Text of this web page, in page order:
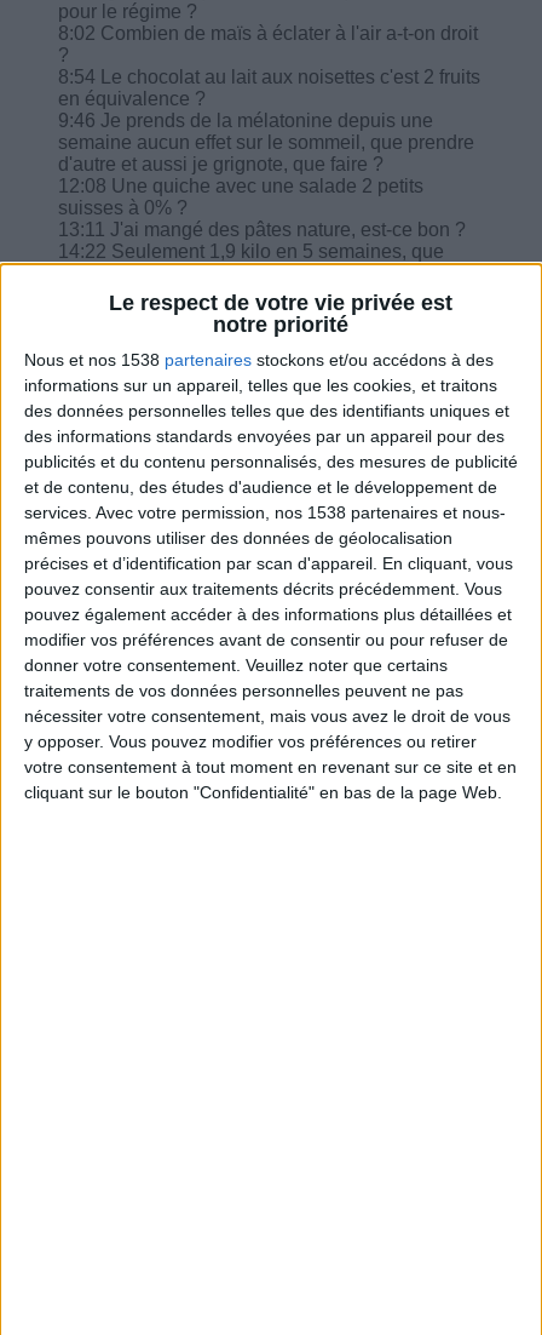
Le respect de votre vie privée est
notre priorité
Nous et nos 1538 partenaires stockons et/ou accédons à des
informations sur un appareil, telles que les cookies, et traitons
des données personnelles telles que des identifiants uniques et
des informations standards envoyées par un appareil pour des
publicités et du contenu personnalisés, des mesures de publicité
et de contenu, des études d'audience et le développement de
services. Avec votre permission, nos 1538 partenaires et nous-
mêmes pouvons utiliser des données de géolocalisation
précises et d’identification par scan d'appareil. En cliquant, vous
pouvez consentir aux traitements décrits précédemment. Vous
pouvez également accéder à des informations plus détaillées et
modifier vos préférences avant de consentir ou pour refuser de
donner votre consentement. Veuillez noter que certains
traitements de vos données personnelles peuvent ne pas
nécessiter votre consentement, mais vous avez le droit de vous
y opposer. Vous pouvez modifier vos préférences ou retirer
votre consentement à tout moment en revenant sur ce site et en
cliquant sur le bouton "Confidentialité" en bas de la page Web.
pour le régime ?
8:02 Combien de maïs à éclater à l'air a-t-on droit
?
8:54 Le chocolat au lait aux noisettes c'est 2 fruits
en équivalence ?
9:46 Je prends de la mélatonine depuis une
semaine aucun effet sur le sommeil, que prendre
d'autre et aussi je grignote, que faire ?
12:08 Une quiche avec une salade 2 petits
suisses à 0% ?
13:11 J'ai mangé des pâtes nature, est-ce bon ?
14:22 Seulement 1,9 kilo en 5 semaines, que
16:03 Peut-on prendre une toute petite boite de
haricots rouges ?
16:37 Un plat avec des oeufs, de haricots rouges
et verts, d'épinards, de fromage blanc, un fruit et
un café, est-ce correct ?
Combien de kilos souhaitez-vous perdre ?
Moins de
5 kilos
De 5 à 10
kilos
Plus de
10 kilos
Webinaires en direct Voir tout
Chaque semaine, posez vos questions en live
en participant à des vidéo-conférences avec
Jean-Michel et les diététiciennes du